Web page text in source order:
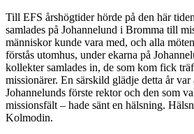
Till EFS årshögtider hörde på den här
samlades på Johannelund i Bromma till
människor kunde vara med, och alla
förstås utomhus, under ekarna på
kollekter samlades in, de som kom fick
missionärer. En särskild glädje detta år
Johannelunds förste rektor och den som
missionsfält – hade sänt en hälsning.
Kolmodin.